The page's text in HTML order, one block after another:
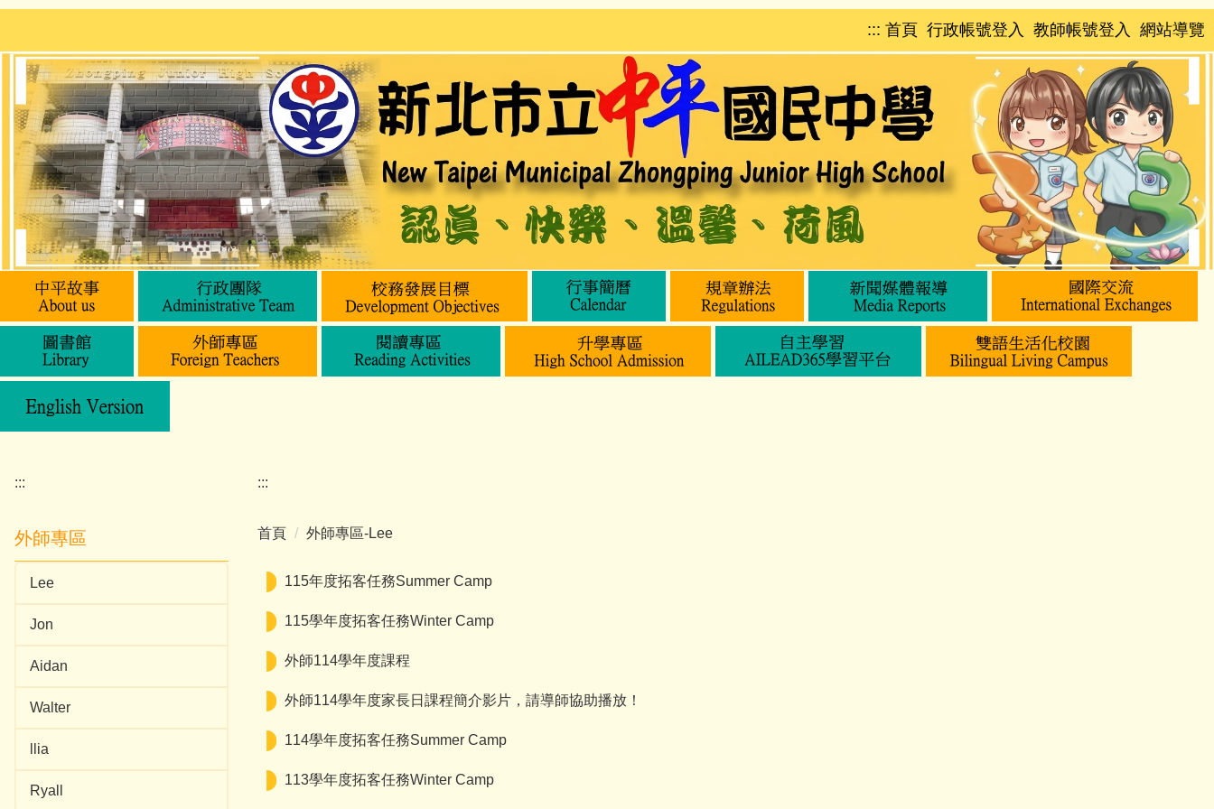
跳
主
內
容
區
::: 首頁 行政帳號登入 教師帳號登入 網站導覽
:::
外師專區
Lee
Jon
Aidan
Walter
llia
Ryall
:::
首頁 外師專區-Lee
115年度拓客任務Summer Camp
115學年度拓客任務Winter Camp
外師114學年度課程
外師114學年度家長日課程簡介影片，請導師協助播放！
114學年度拓客任務Summer Camp
113學年度拓客任務Winter Camp